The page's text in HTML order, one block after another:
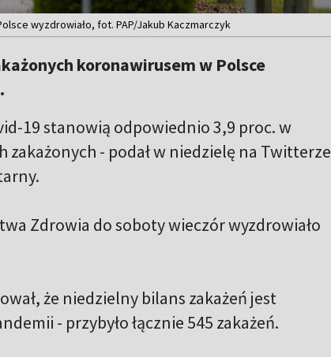
wyzdrowiało, fot. PAP/Jakub Kaczmarczyk
koronawirusem w Polsce
19 stanowią odpowiednio 3,9 proc. w
zakażonych - podał w niedzielę na Twitterze
Zdrowia do soboty wieczór wyzdrowiało
że niedzielny bilans zakażeń jest
- przybyło łącznie 545 zakażeń.